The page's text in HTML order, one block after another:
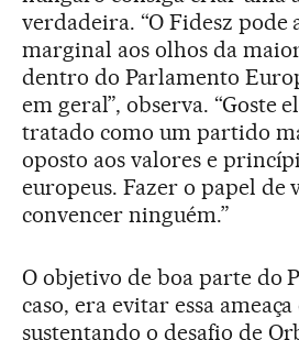
verdadeira. “O Fidesz pode
marginal aos olhos da
dentro do Parlamento
em geral”, observa. “Goste
tratado como um partido
oposto aos valores e
europeus. Fazer o papel de
convencer ninguém.”
O objetivo de boa parte do
caso, era evitar essa
sustentando o desafio de